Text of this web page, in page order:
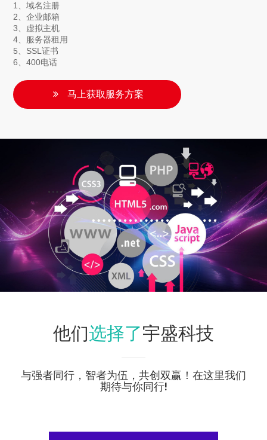
1、域名注册
2、企业邮箱
3、虚拟主机
4、服务器租用
5、SSL证书
6、400电话
马上获取服务方案
他们选择了宇盛科技
与强者同行，智者为伍，共创双赢！在这里我们
期待与你同行!